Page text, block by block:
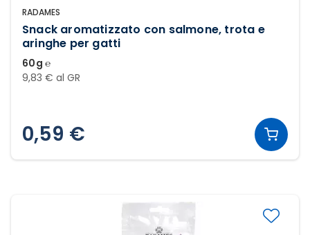
RADAMES
Snack aromatizzato con salmone, trota e
aringhe per gatti
60g ℮
9,83 € al GR
0,59 €